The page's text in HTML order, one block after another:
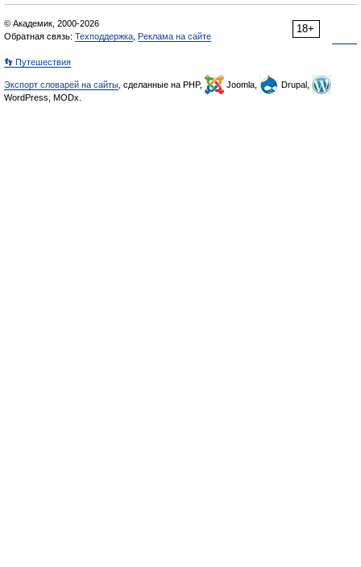
18+
© Академик, 2000-2026
Обратная связь: Техподдержка Реклама на сайте
👣 Путешествия
Экспорт словарей на сайты , сделанные на PHP, Joomla,
Drupal,
WordPress, MODx.